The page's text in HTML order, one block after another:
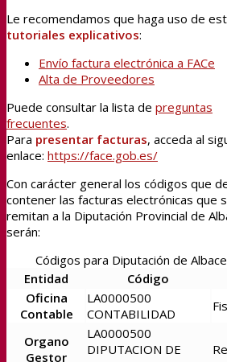
Le recomendamos que haga uso de
tutoriales explicativos:
Envío factura electrónica a FACe
Alta de Proveedores
Puede consultar la lista de preguntas
frecuentes.
Para presentar facturas, acceda al
enlace: https://face.gob.es/
Con carácter general los códigos que
contener las facturas electrónicas que
remitan a la Diputación Provincial de
serán:
Códigos para Diputación de
Entidad
Código
Oficina
Contable
LA0000500
CONTABILIDAD
Organo
Gestor
LA0000500
DIPUTACION DE